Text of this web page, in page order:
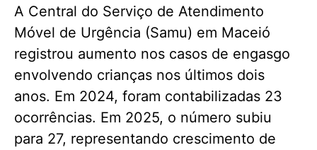
A Central do Serviço de Atendimento
Móvel de Urgência (Samu) em Maceió
registrou aumento nos casos de engasgo
envolvendo crianças nos últimos dois
anos. Em 2024, foram contabilizadas 23
ocorrências. Em 2025, o número subiu
para 27, representando crescimento de